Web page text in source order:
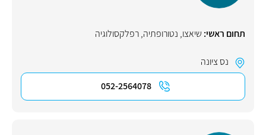
תחום ראשי: שיאצו, נטורופתיה,רפלקסולוגיה
נס ציונה
052-2564078